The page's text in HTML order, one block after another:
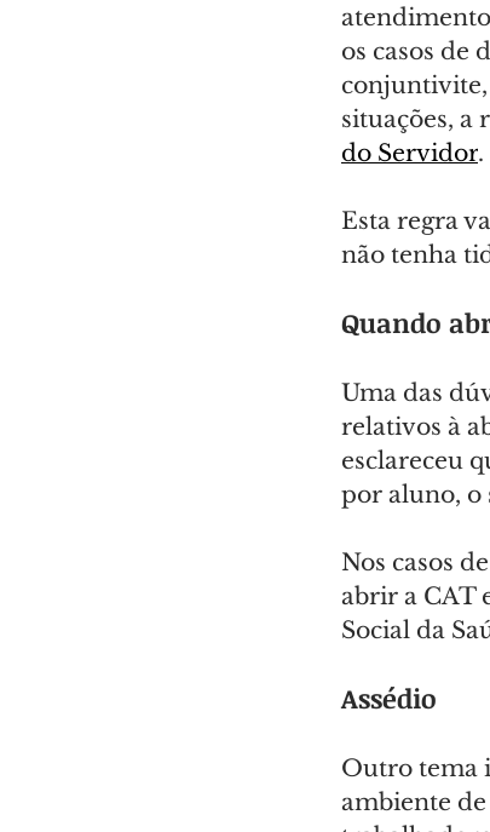
os casos de
conjuntivite,
situações, a
do Servidor.
Esta regra
não tenha
Quando
Uma das
relativos à
esclareceu
por aluno, o
Nos casos
abrir a CAT
Social da
Assédio
Outro tema
ambiente